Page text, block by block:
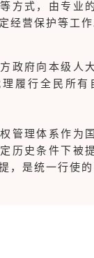
方式，由专业
经营保护等工
政府向本级人
履行全民所
管理体系作为
历史条件下被
，是统一行使